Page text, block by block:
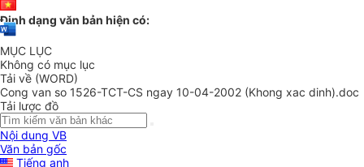
Định dạng văn bản hiện có:
MỤC LỤC
Không có mục lục
Tải về (WORD)
Cong van so 1526-TCT-CS ngay 10-04-2002 (Khong xac dinh).doc
Tải lược đồ
Nội dung VB
Văn bản gốc
Tiếng anh